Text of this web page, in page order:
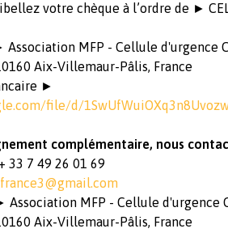
votre chèque à l’ordre de ►
MFP - Cellule d'urgence
Aix-Villemaur-Pâlis, France
►
file/d/
complémentaire, nous
33 7 49 26 01 69
Association MFP - Cellule d'urgence
Aix-Villemaur-Pâlis, France